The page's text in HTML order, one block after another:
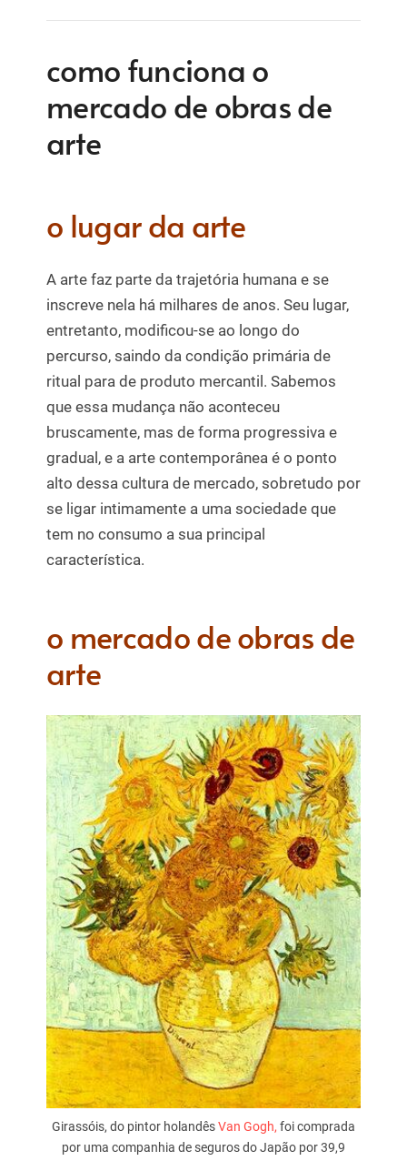
como funciona o
mercado de obras de
arte
o lugar da arte
A arte faz parte da trajetória humana e se
inscreve nela há milhares de anos. Seu lugar,
entretanto, modificou-se ao longo do
percurso, saindo da condição primária de
ritual para de produto mercantil. Sabemos
que essa mudança não aconteceu
bruscamente, mas de forma progressiva e
gradual, e a arte contemporânea é o ponto
alto dessa cultura de mercado, sobretudo por
se ligar intimamente a uma sociedade que
tem no consumo a sua principal
característica.
o mercado de obras de
arte
Girassóis, do pintor holandêsVan Gogh, foi comprada
por uma companhia de seguros do Japão por 39,9